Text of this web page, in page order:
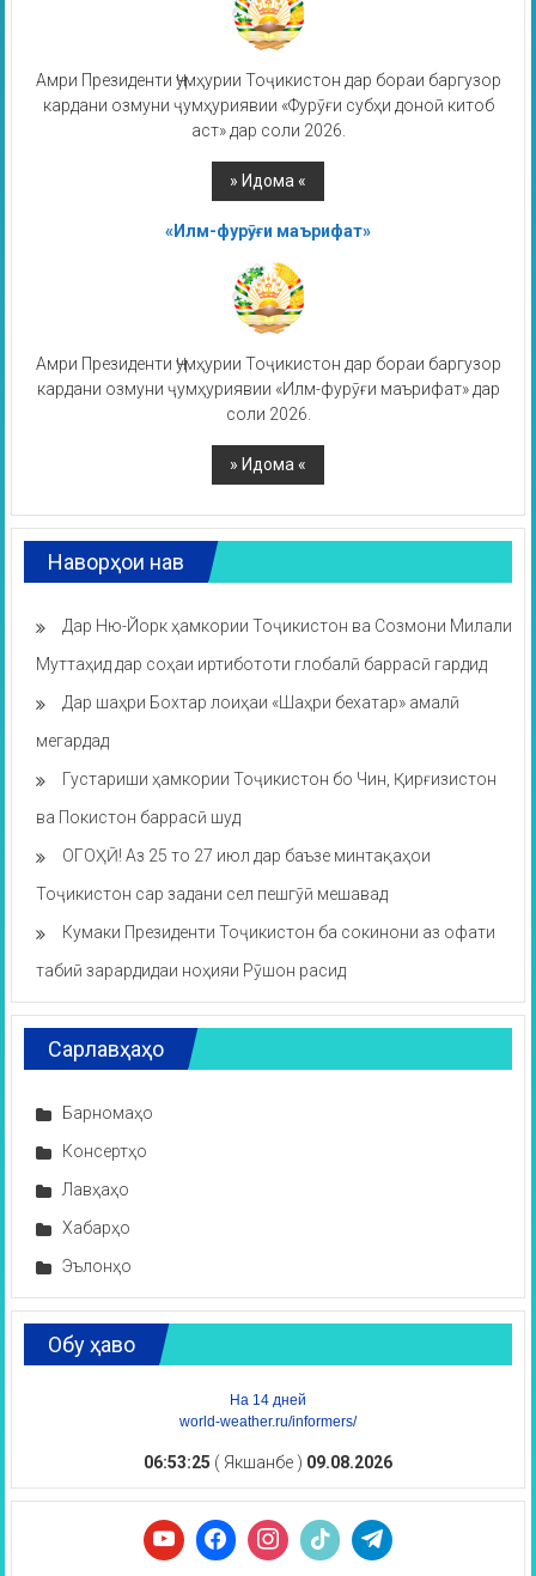
Амри Президенти Ҷумҳурии Тоҷикистон дар бораи баргузор
кардани озмуни ҷумҳуриявии «Фурӯғи субҳи доноӣ китоб
аст» дар соли 2026.
«Илм-фурӯғи маърифат»
Амри Президенти Ҷумҳурии Тоҷикистон дар бораи баргузор
кардани озмуни ҷумҳуриявии «Илм-фурӯғи маърифат» дар
соли 2026.
Наворҳои нав
Дар Ню-Йорк ҳамкории Тоҷикистон ва Созмони Милали
Муттаҳид дар соҳаи иртибототи глобалӣ баррасӣ гардид
Дар шаҳри Бохтар лоиҳаи «Шаҳри бехатар» амалӣ
мегардад
Густариши ҳамкории Тоҷикистон бо Чин, Қирғизистон
ва Покистон баррасӣ шуд
ОГОҲӢ! Аз 25 то 27 июл дар баъзе минтақаҳои
Тоҷикистон сар задани сел пешгӯӣ мешавад
Кумаки Президенти Тоҷикистон ба сокинони аз офати
табиӣ зарардидаи ноҳияи Рӯшон расид
Сарлавҳаҳо
Барномаҳо
Консертҳо
Лавҳаҳо
Хабарҳо
Эълонҳо
Обу ҳаво
На 14 дней
world-weather.ru/informers/
06:53:26 ( Якшанбе ) 09.08.2026